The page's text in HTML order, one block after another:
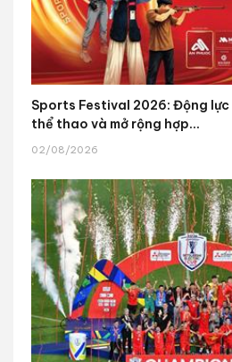
Sports Festival 2026: Động
thể thao và mở rộng hợp...
02/08/2026